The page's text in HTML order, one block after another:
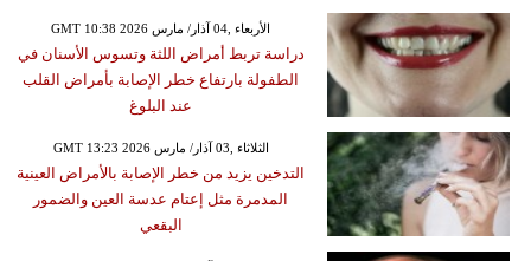
GMT 10:38 2026 الأربعاء ,04 آذار/ مارس
دراسة تربط أمراض اللثة وتسوس الأسنان في
الطفولة بارتفاع خطر الإصابة بأمراض القلب
عند البلوغ
GMT 13:23 2026 الثلاثاء ,03 آذار/ مارس
التدخين يزيد من خطر الإصابة بالأمراض العينية
المدمرة مثل إعتام عدسة العين والضمور
البقعي